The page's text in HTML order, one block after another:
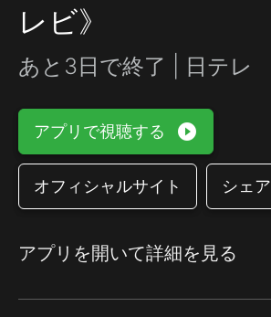
レビ》
あと3日で終了 | 日テレ
アプリで視聴する play_circle_filled
オフィシャルサイト シェア
アプリを開いて詳細を見る